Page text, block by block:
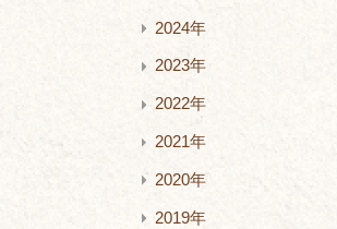
2024年
2023年
2022年
2021年
2020年
2019年